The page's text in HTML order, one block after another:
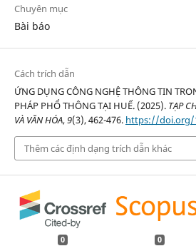
Chuyên mục
Bài báo
Cách trích dẫn
ỨNG DỤNG CÔNG NGHỆ THÔNG TIN
PHÁP PHỔ THÔNG TẠI HUẾ. (2025). TẠP
VÀ VĂN HÓA,9(3), 462-476. https://doi.org/
Thêm các định dạng trích dẫn khác
0 0